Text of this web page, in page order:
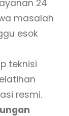
24
masalah
esok
teknisi
resmi.